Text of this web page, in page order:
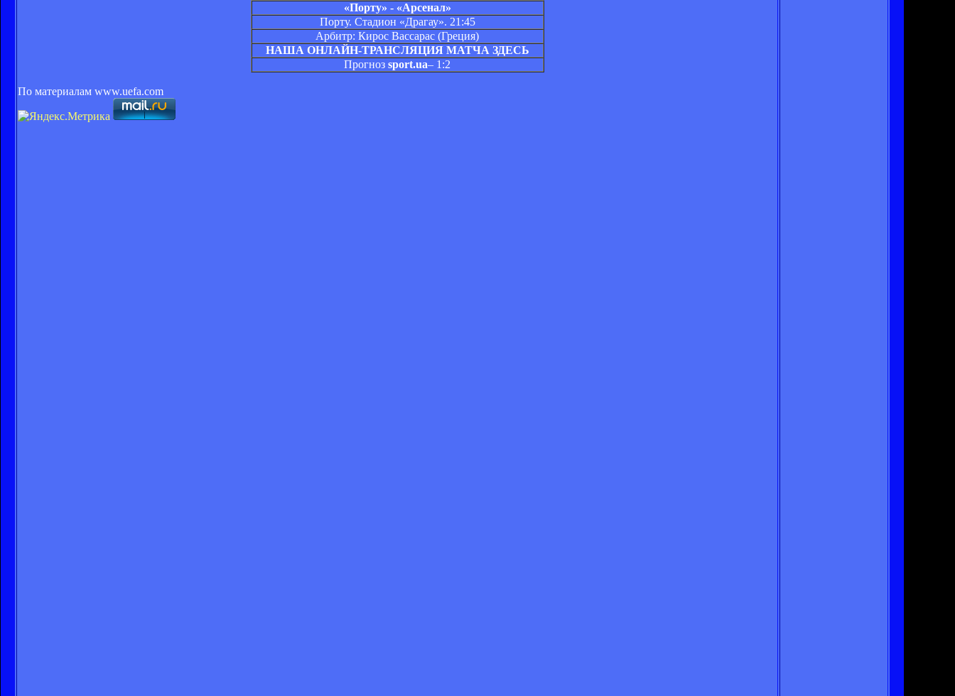
«Порту» - «Арсенал»
Порту. Стадион «Драгау». 21:45
Арбитр: Кирос Вассарас (Греция)
НАША ОНЛАЙН-ТРАНСЛЯЦИЯ МАТЧА ЗДЕСЬ
Прогноз sport.ua– 1:2
По материалам www.uefa.com